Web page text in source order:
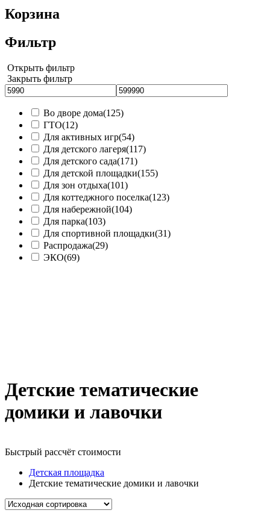
Корзина
Фильтр
Открыть фильтр
Закрыть фильтр
Во дворе дома(125)
ГТО(12)
Для активных игр(54)
Для детского лагеря(117)
Для детского сада(171)
Для детской площадки(155)
Для зон отдыха(101)
Для коттеджного поселка(123)
Для набережной(104)
Для парка(103)
Для спортивной площадки(31)
Распродажа(29)
ЭКО(69)
Детские тематические
домики и лавочки
Быстрый рассчёт стоимости
Детская площадка
Детские тематические домики и лавочки